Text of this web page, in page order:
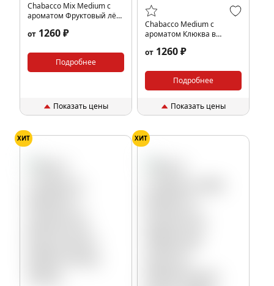
Chabacco Mix Medium с
ароматом Фруктовый лёд
от 1260 ₽
Подробнее
Показать цены
Chabacco Medium с
ароматом Клюква в
от 1260 ₽
Подробнее
Показать цены
ХИТ ХИТ